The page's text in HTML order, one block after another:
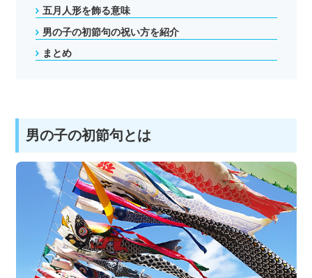
五月人形を飾る意味
男の子の初節句の祝い方を紹介
まとめ
男の子の初節句とは